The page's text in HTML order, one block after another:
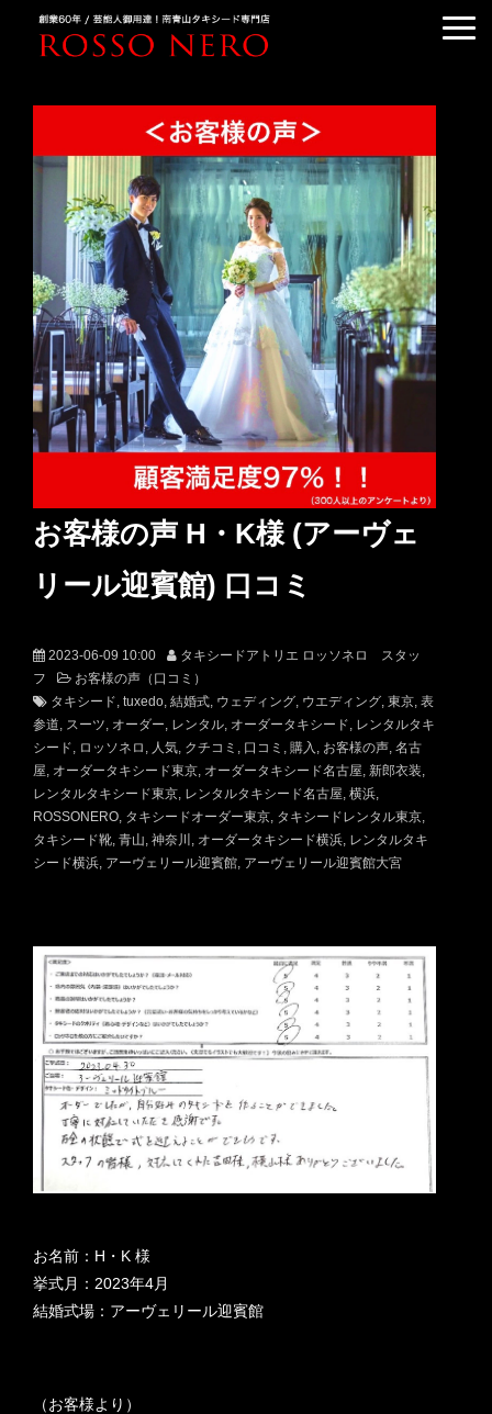
TUXEDO RENTAL
TUXEDO RANKING
KIMONO DRESS
CUSTOMER'S VOICE
COLUMN &BLOG
ABOUT US
ACCESS
お客様の声 H・K様 (アーヴェ
リール迎賓館) 口コミ
2023-06-09 10:00
タキシードアトリエ ロッソネロ スタッ
フ
お客様の声（口コミ）
タキシード tuxedo 結婚式 ウェディング ウエディング 東京 表
参道
スーツ オーダー レンタル オーダータキシード レンタルタキ
シード
ロッソネロ 人気 クチコミ 口コミ 購入 お客様の声 名古
屋 オーダータキシード東京 オーダータキシード名古屋 新郎衣装
レンタルタキシード東京 レンタルタキシード名古屋 横浜
ROSSONERO タキシードオーダー東京 タキシードレンタル東京
タキシード靴 青山 神奈川 オーダータキシード横浜 レンタルタキ
シード横浜 アーヴェリール迎賓館 アーヴェリール迎賓館大宮
お名前：H・K 様
挙式月：2023年4月
結婚式場：アーヴェリール迎賓館
（お客様より）